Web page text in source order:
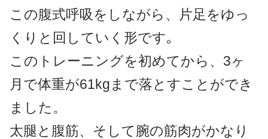
この腹式呼吸をしながら、片足をゆっ
くりと回していく形です｡
このトレーニングを初めてから、3ヶ
月で体重が61kgまで落とすことができ
ました。
太腿と腹筋、そして腕の筋肉がかなり